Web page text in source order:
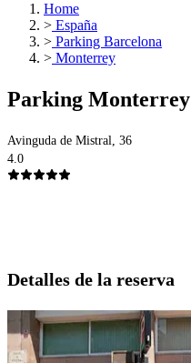
Home
> España
> Parking Barcelona
> Monterrey
Parking Monterrey
Avinguda de Mistral, 36
4.0
Detalles de la reserva